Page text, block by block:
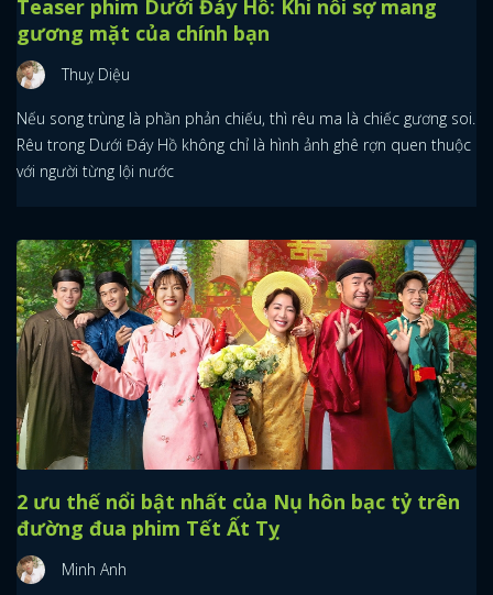
Teaser phim Dưới Đáy Hồ: Khi nỗi sợ mang
gương mặt của chính bạn
Thuỵ Diệu
Nếu song trùng là phần phản chiếu, thì rêu ma là chiếc gương soi.
Rêu trong Dưới Đáy Hồ không chỉ là hình ảnh ghê rợn quen thuộc
với người từng lội nước
2 ưu thế nổi bật nhất của Nụ hôn bạc tỷ trên
đường đua phim Tết Ất Tỵ
Minh Anh